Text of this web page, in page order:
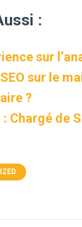
:
sur
sur le
?
Chargé de